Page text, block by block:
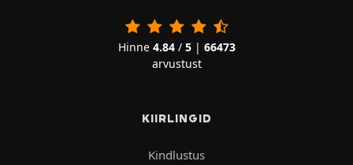
Hinne 4.84/ 5| 66473
arvustust
KIIRLINGID
Kindlustus